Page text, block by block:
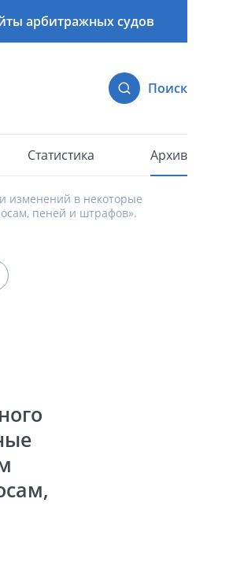
арбитражных судов
Поиск
Статистика Архив
изменений в некоторые
пеней и штрафов».